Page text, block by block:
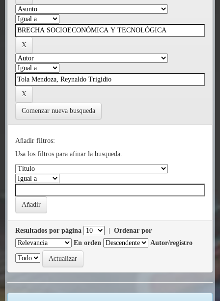
Comenzar nueva busqueda
Añadir filtros:
Usa los filtros para afinar la busqueda.
Resultados por página
Ordenar por
En orden
Autor/registro